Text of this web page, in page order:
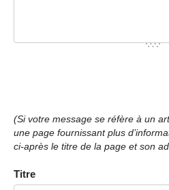
(Si votre message se réfère à un
une page fournissant plus
ci-après le titre de la page et son
Titre